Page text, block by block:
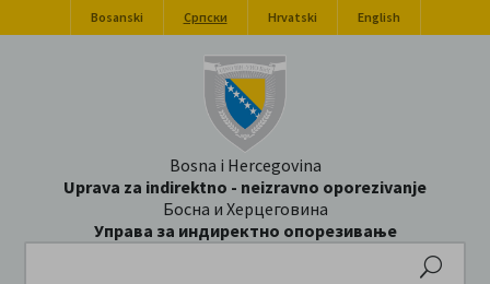
Bosanski Српски Hrvatski English
Bosna i Hercegovina
Uprava za indirektno - neizravno oporezivanje
Босна и Херцеговина
Управа за индиректно опорезивање